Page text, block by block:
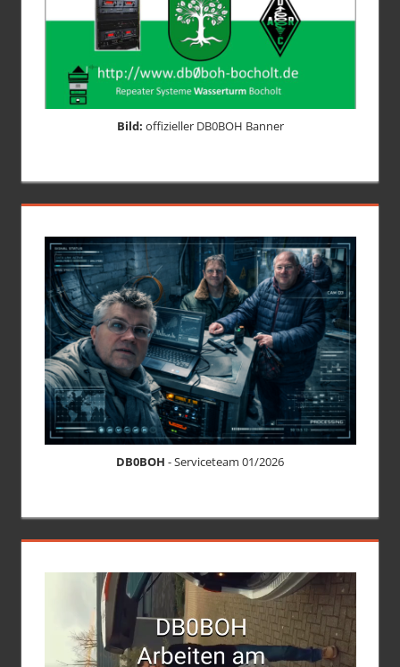
Bild: offizieller DB0BOH Banner
DB0BOH - Serviceteam 01/2026